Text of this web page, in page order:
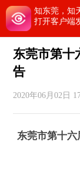
知东莞，知
打开客户端
东莞市第十
告
2020年06月02日
东莞市第十